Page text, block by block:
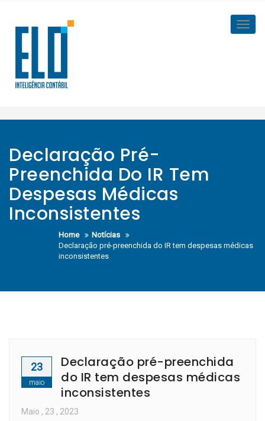
content
Declaração Pré-
Preenchida Do IR Tem
Despesas Médicas
Inconsistentes
Home
Notícias
Declaração pré-preenchida do IR tem despesas médicas
inconsistentes
23
maio
Declaração pré-preenchida
do IR tem despesas médicas
inconsistentes
Maio , 23 , 2023